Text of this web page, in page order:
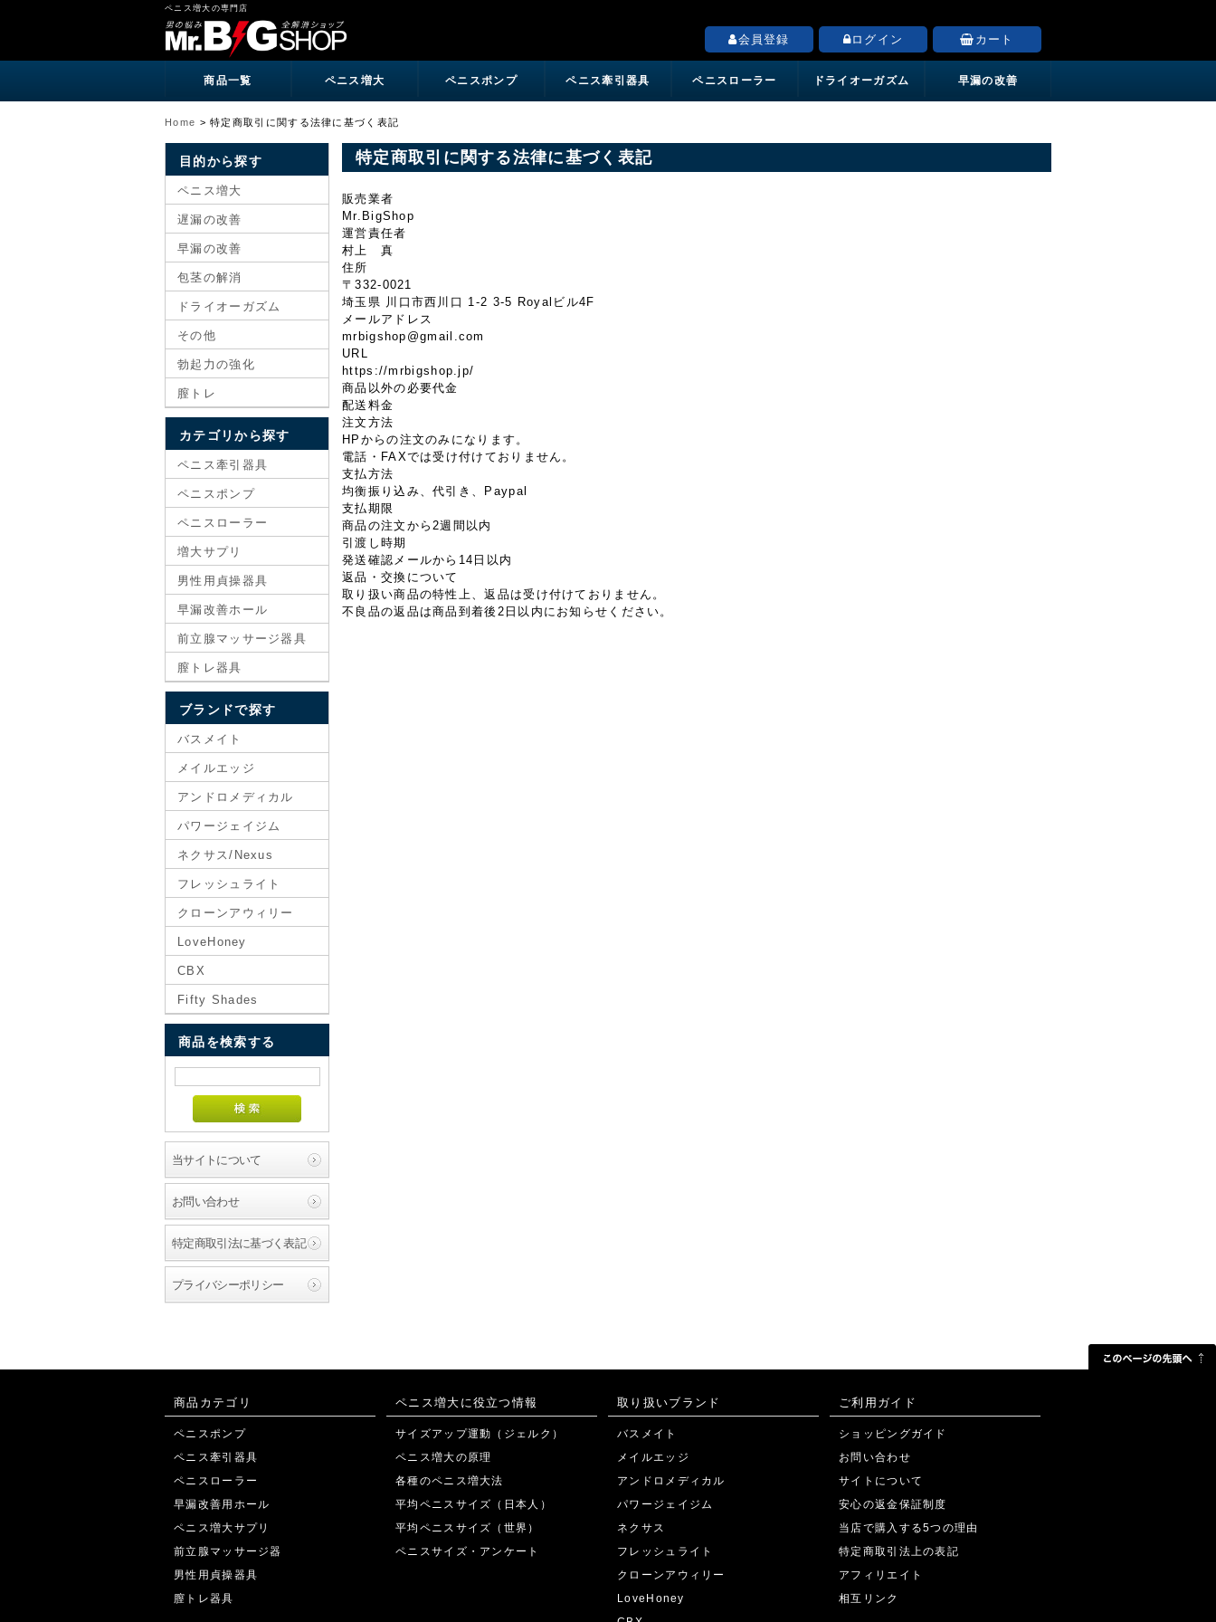
ペニス増大の専門店
会員登録
ログイン カート
商品一覧 ペニス増大 ペニスポンプ ペニス牽引器具 ペニスローラー ドライオーガズム 早漏の改善
Home >特定商取引に関する法律に基づく表記
目的から探す
ペニス増大
遅漏の改善
早漏の改善
包茎の解消
ドライオーガズム
その他
勃起力の強化
膣トレ
カテゴリから探す
ペニス牽引器具
ペニスポンプ
ペニスローラー
増大サプリ
男性用貞操器具
早漏改善ホール
前立腺マッサージ器具
膣トレ器具
ブランドで探す
バスメイト
メイルエッジ
アンドロメディカル
パワージェイジム
ネクサス/Nexus
フレッシュライト
クローンアウィリー
LoveHoney
CBX
Fifty Shades
商品を検索する
当サイトについて
お問い合わせ
特定商取引法に基づく表記
プライバシーポリシー
特定商取引に関する法律に基づく表記
販売業者
Mr.BigShop
運営責任者
村上 真
住所
〒332-0021
埼玉県 川口市西川口 1-2 3-5 Royalビル4F
メールアドレス
mrbigshop@gmail.com
URL
https://mrbigshop.jp/
商品以外の必要代金
配送料金
注文方法
HPからの注文のみになります。
電話・FAXでは受け付けておりません。
支払方法
均衡振り込み、代引き、Paypal
支払期限
商品の注文から2週間以内
引渡し時期
発送確認メールから14日以内
返品・交換について
取り扱い商品の特性上、返品は受け付けておりません。
不良品の返品は商品到着後2日以内にお知らせください。
商品カテゴリ
ペニスポンプ
ペニス牽引器具
ペニスローラー
早漏改善用ホール
ペニス増大サプリ
前立腺マッサージ器
男性用貞操器具
膣トレ器具
ペニス増大に役立つ情報
サイズアップ運動（ジェルク）
ペニス増大の原理
各種のペニス増大法
平均ペニスサイズ（日本人）
平均ペニスサイズ（世界）
ペニスサイズ・アンケート
取り扱いブランド
バスメイト
メイルエッジ
アンドロメディカル
パワージェイジム
ネクサス
フレッシュライト
クローンアウィリー
LoveHoney
ご利用ガイド
ショッピングガイド
お問い合わせ
サイトについて
安心の返金保証制度
当店で購入する5つの理由
特定商取引法上の表記
アフィリエイト
相互リンク